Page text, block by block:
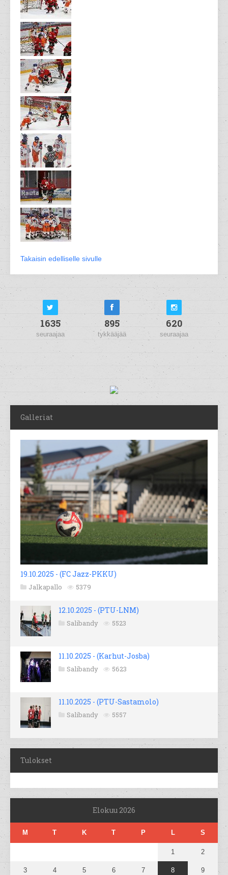
Takaisin edelliselle sivulle
1635
seuraajaa
895
tykkääjää
620
seuraajaa
Galleriat
19.10.2025 - (FC Jazz-PKKU)
Jalkapallo 5379
12.10.2025 - (PTU-LNM)
Salibandy 5523
11.10.2025 - (Karhut-Josba)
Salibandy 5623
11.10.2025 - (PTU-Sastamolo)
Salibandy 5557
Tulokset
Elokuu 2026
M T K T P L S
1 2
3 4 5 6 7 8 9